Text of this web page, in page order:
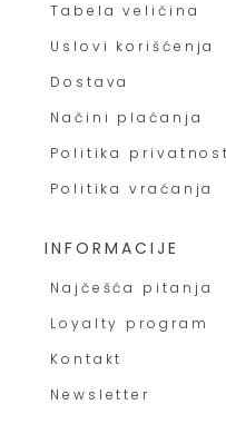
Tabela veličina
Uslovi korišćenja
Dostava
Načini plaćanja
Politika
Politika vraćanja
INFORMACIJE
Najčešća pitanja
Loyalty program
Kontakt
Newsletter